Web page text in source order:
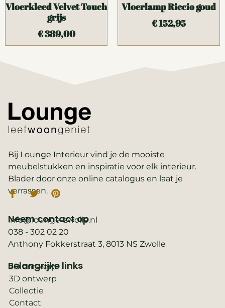
Vloerkleed Velvet Touch
grijs
€389,00
Vloerlamp Riccio goud
€152,95
Bij Lounge Interieur vind je de mooiste
meubelstukken en inspiratie voor elk interieur.
Blader door onze online catalogus en laat je
verrassen.
Belangrijke links
2D ontwerp
3D ontwerp
Collectie
Contact
Neem contact op
info@lounge-zwolle.nl
038 - 302 02 20
Anthony Fokkerstraat 3, 8013 NS Zwolle